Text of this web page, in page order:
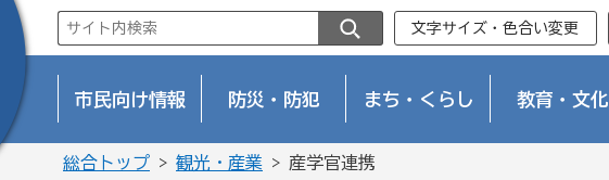
文字サイズ・色合い変更
市民向け情報 防災・防犯 まち・くらし 教育・文化
総合トップ > 観光・産業 > 産学官連携